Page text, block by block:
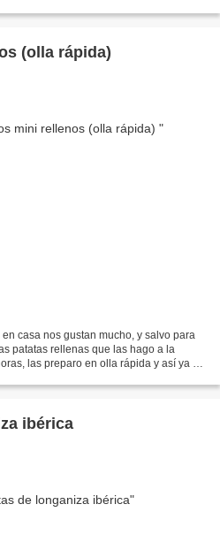
(olla rápida)
casa nos gustan mucho, y salvo para
patatas rellenas que las hago a la
las preparo en olla rápida y así ya no
ibérica